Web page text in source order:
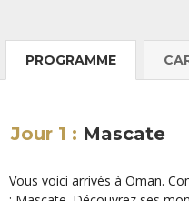
PROGRAMME
Jour 1 : Mascate
Vous voici arrivés à Oman.